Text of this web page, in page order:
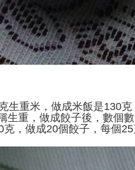
生重米，做成米飯是130
生重，做成餃子後，數個
，做成20個餃子，每個